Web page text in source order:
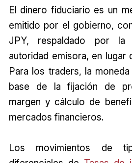
El dinero fiduciario es un
emitido por el gobierno,
JPY, respaldado por
autoridad emisora, en lugar
Para los traders, la
base de la fijación de
margen y cálculo de
mercados financieros.
Los movimientos de